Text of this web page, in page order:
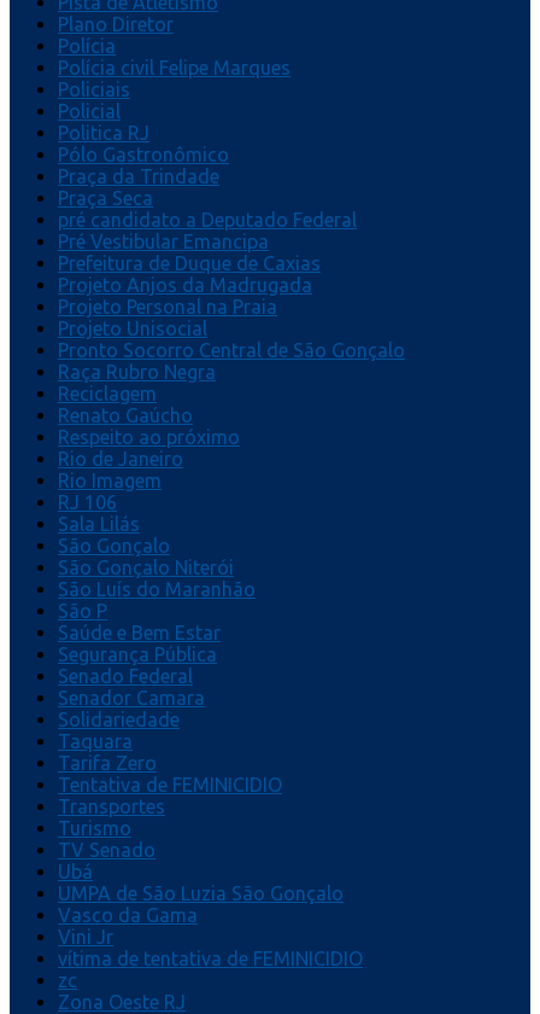
Plano Diretor
Polícia
Polícia civil Felipe Marques
Policiais
Policial
Politica RJ
Pólo Gastronômico
Praça da Trindade
Praça Seca
pré candidato a Deputado Federal
Pré Vestibular Emancipa
Prefeitura de Duque de Caxias
Projeto Anjos da Madrugada
Projeto Personal na Praia
Projeto Unisocial
Pronto Socorro Central de São Gonçalo
Raça Rubro Negra
Reciclagem
Renato Gaúcho
Respeito ao próximo
Rio de Janeiro
Rio Imagem
RJ 106
Sala Lilás
São Gonçalo
São Gonçalo Niterói
São Luís do Maranhão
São P
Saúde e Bem Estar
Segurança Pública
Senado Federal
Senador Camara
Solidariedade
Taquara
Tarifa Zero
Tentativa de FEMINICIDIO
Transportes
Turismo
TV Senado
Ubá
UMPA de São Luzia São Gonçalo
Vasco da Gama
Vini Jr
vítima de tentativa de FEMINICIDIO
zc
Zona Oeste RJ